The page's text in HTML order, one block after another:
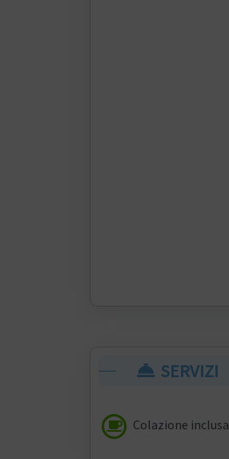
SERVIZI
Colazione inclusa